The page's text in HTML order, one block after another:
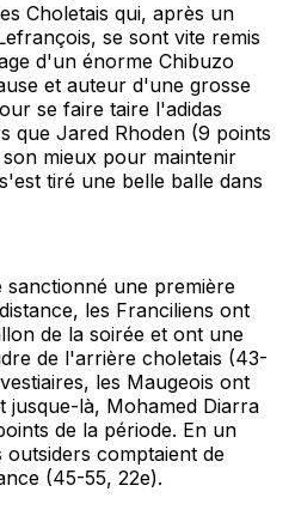
Choletais qui, après un
se sont vite remis
d'un énorme Chibuzo
et auteur d'une grosse
se faire taire l'adidas
que Jared Rhoden (9 points
mieux pour maintenir
tiré une belle balle dans
une première
les Franciliens ont
de la soirée et ont une
de l'arrière choletais (43-
les Maugeois ont
jusque-là, Mohamed Diarra
de la période. En un
outsiders comptaient de
(45-55, 22e).